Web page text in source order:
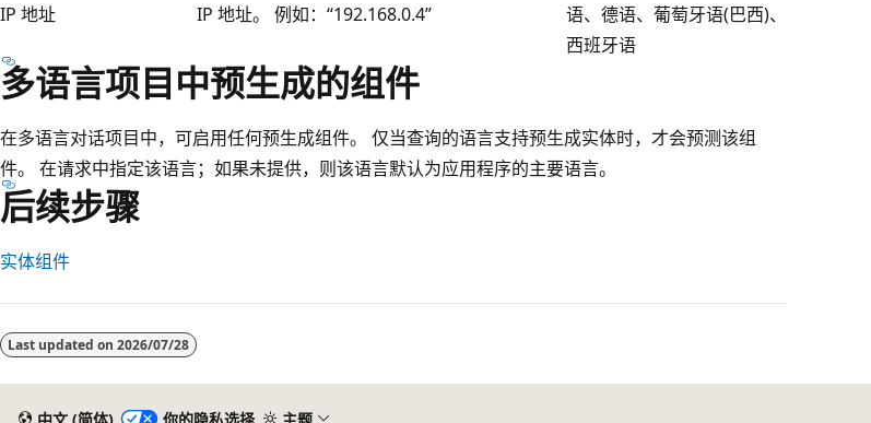
IP 地址 IP 地址。 例如：“192.168.0.4”
语、德语、葡萄牙语(巴西)、
西班牙语
多语言项目中预生成的组件
在多语言对话项目中，可启用任何预生成组件。 仅当查询的语言支持预生成实体时，才会预测该组
件。 在请求中指定该语言；如果未提供，则该语言默认为应用程序的主要语言。
后续步骤
实体组件
模
式
Last updated on 2026/07/28